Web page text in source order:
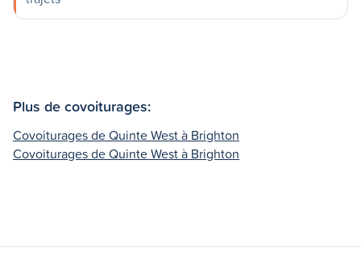
Plus de covoiturages:
Covoiturages de Quinte West à Brighton
Covoiturages de Quinte West à Brighton